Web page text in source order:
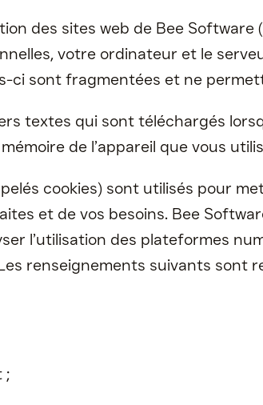
des sites web de Bee Software
votre ordinateur et le
ci sont fragmentées et ne
textes qui sont téléchargés
de l’appareil que vous
cookies) sont utilisés pour
et de vos besoins. Bee
l’utilisation des plateformes
renseignements suivants sont
;